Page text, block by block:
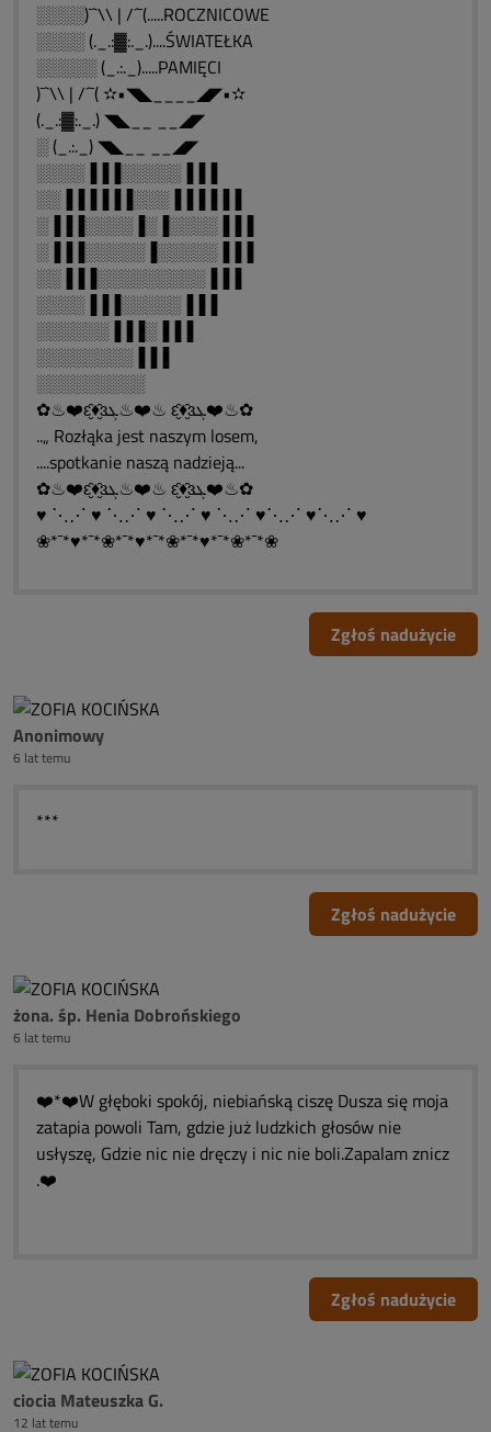
░░░░)¯`\\ | /´¯(.....ROCZNICOWE
░░░░ (._.:▓:._.)....ŚWIATEŁKA
░░░░░ (_.:._).....PAMIĘCI
)¯`\\ | /´¯( ✫•◥◣____◢◤•✫
(._.:▓:._.) ◥◣__ __◢◤
░ (_.:._) ◥◣__ __◢◤
░░░░▐▐▐░░░░░▐▐▐
░░▐▐▐▐▐▐░░░▐▐▐▐▐▐
░▐▐▐░░░░▐░▐░░░░▐▐▐
░▐▐▐░░░░░▐░░░░░▐▐▐
░░▐▐▐░░░░░░░░░▐▐▐
░░░░▐▐▐░░░░░▐▐▐
░░░░░░▐▐▐░▐▐▐
░░░░░░░░▐▐▐
░░░░░░░░░
✿♨❤️ԑ̮̑♦̮̑ɜܓ♨❤️♨ ԑ̮̑♦̮̑ɜܓ❤️♨✿
..„ Rozłąka jest naszym losem,
....spotkanie naszą nadzieją...
✿♨❤️ԑ̮̑♦̮̑ɜܓ♨❤️♨ ԑ̮̑♦̮̑ɜܓ❤️♨✿
♥ ⋱⋰ ♥ ⋱⋰ ♥ ⋱⋰ ♥ ⋱⋰ ♥⋱⋰ ♥⋱⋰ ♥
❀*¯*♥*¯*❀*¯*♥*¯*❀*¯*♥*¯*❀*¯*❀
Zgłoś nadużycie
Anonimowy
6 lat temu
***
Zgłoś nadużycie
żona. śp. Henia Dobrońskiego
6 lat temu
❤️*❤️W głęboki spokój, niebiańską ciszę Dusza się moja
zatapia powoli Tam, gdzie już ludzkich głosów nie
usłyszę, Gdzie nic nie dręczy i nic nie boli.Zapalam znicz
.❤️
Zgłoś nadużycie
ciocia Mateuszka G.
12 lat temu